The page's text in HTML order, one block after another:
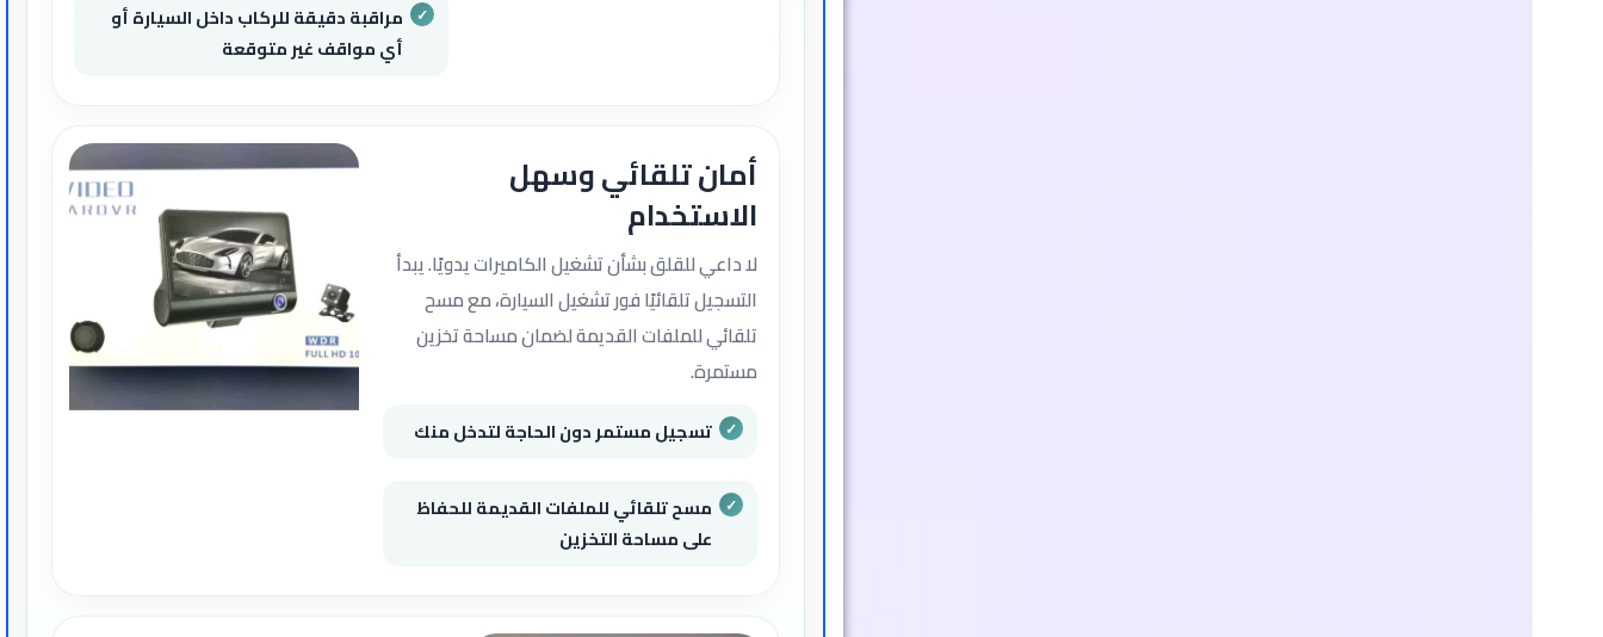
مراقبة دقيقة للركاب داخل السيارة أو
أي مواقف غير متوقعة
أمان تلقائي وسهل
الاستخدام
لا داعي للقلق بشأن تشغيل الكاميرات يدويًا. يبدأ
التسجيل تلقائيًا فور تشغيل السيارة، مع مسح
تلقائي للملفات القديمة لضمان مساحة تخزين
مستمرة.
تسجيل مستمر دون الحاجة لتدخل منك
مسح تلقائي للملفات القديمة للحفاظ
على مساحة التخزين